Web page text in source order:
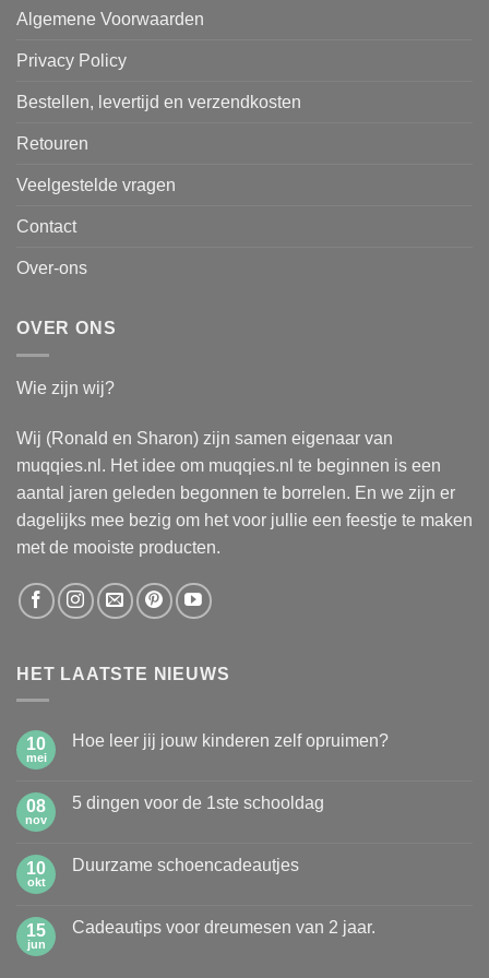
Algemene Voorwaarden
Privacy Policy
Bestellen, levertijd en verzendkosten
Retouren
Veelgestelde vragen
Contact
Over-ons
OVER ONS
Wie zijn wij?
Wij (Ronald en Sharon) zijn samen eigenaar van
muqqies.nl. Het idee om muqqies.nl te beginnen is een
aantal jaren geleden begonnen te borrelen. En we zijn er
dagelijks mee bezig om het voor jullie een feestje te maken
met de mooiste producten.
HET LAATSTE NIEUWS
10
mei
Hoe leer jij jouw kinderen zelf opruimen?
Hoe
kinderen
zelf
08
nov
5 dingen voor de 1ste schooldag
5
1ste
schooldag
10
okt
Duurzame schoencadeautjes
Duurzame
15
jun
Cadeautips voor dreumesen van 2 jaar.